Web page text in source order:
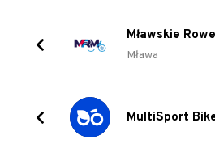
Mławskie
Mława
MultiSport